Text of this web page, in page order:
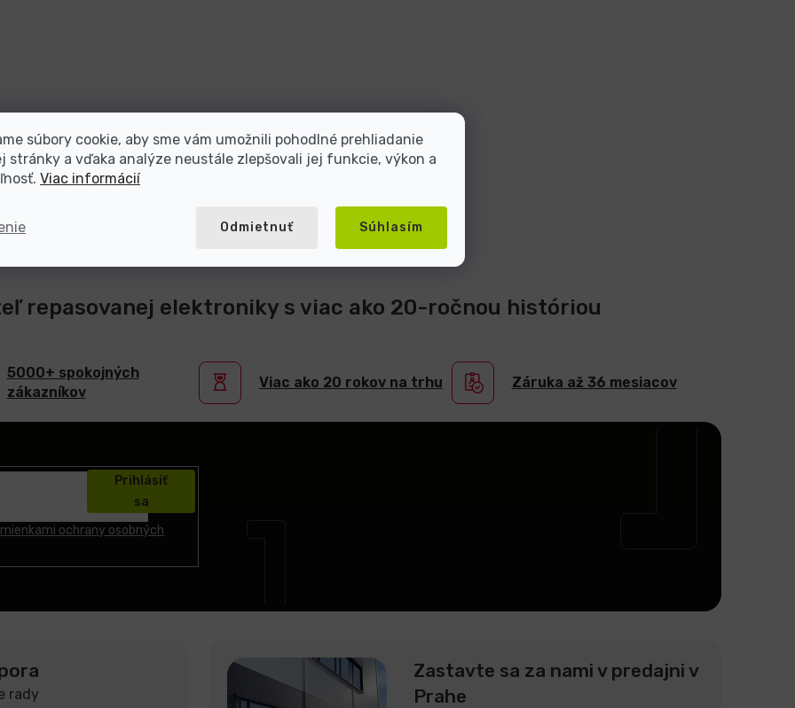
súbory cookie, aby sme vám umožnili pohodlné prehliadanie
stránky a vďaka analýze neustále zlepšovali jej funkcie, výkon a
Viac informácií
Odmietnuť Súhlasím
repasovanej elektroniky s viac ako 20-ročnou históriou
5000+ spokojných
zákazníkov
Viac ako 20 rokov na trhu Záruka až 36 mesiacov
ochrany osobných
Prihlásiť
sa
rady
Zastavte sa za nami v predajni v
Prahe